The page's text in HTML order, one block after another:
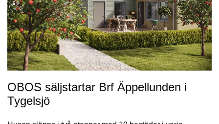
OBOS säljstartar Brf Äppellunden i
Tygelsjö